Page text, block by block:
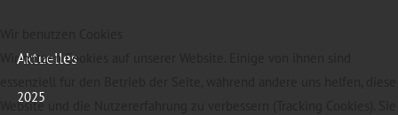
Aktuelles
2025
Wir nutzen Cookies auf unserer Website. Einige von ihnen sind
Website und die Nutzererfahrung zu verbessern (Tracking Cookies). Sie